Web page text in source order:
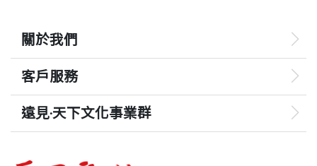
關於我們
客戶服務
遠見‧天下文化事業群